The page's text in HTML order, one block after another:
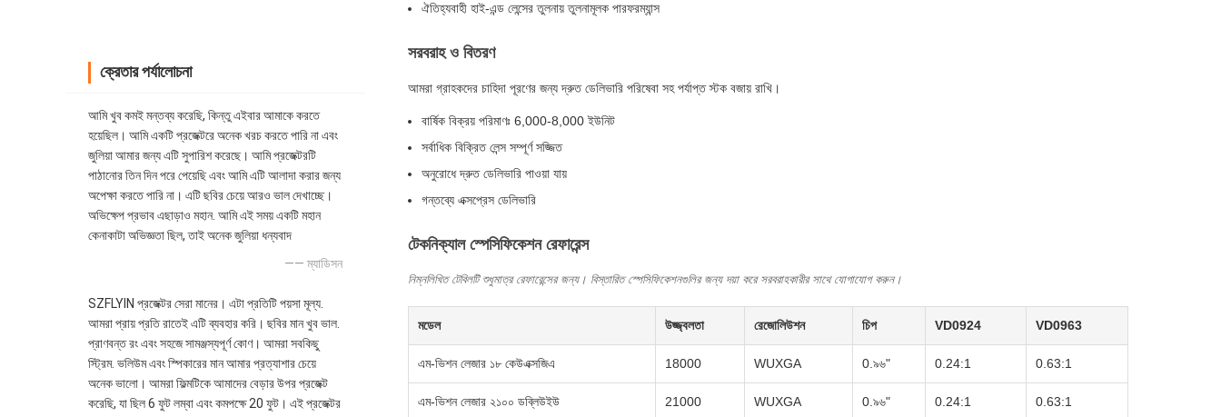
ক্রেতার পর্যালোচনা
আমি খুব কমই মন্তব্য করেছি, কিন্তু এইবার আমাকে করতে
হয়েছিল। আমি একটি প্রজেক্টরে অনেক খরচ করতে পারি না এবং
জুলিয়া আমার জন্য এটি সুপারিশ করেছে। আমি প্রজেক্টরটি
পাঠানোর তিন দিন পরে পেয়েছি এবং আমি এটি আলাদা করার জন্য
অপেক্ষা করতে পারি না। এটি ছবির চেয়ে আরও ভাল দেখাচ্ছে।
অভিক্ষেপ প্রভাব এছাড়াও মহান. আমি এই সময় একটি মহান
কেনাকাটা অভিজ্ঞতা ছিল, তাই অনেক জুলিয়া ধন্যবাদ
—— ম্যাডিসন
SZFLYIN প্রজেক্টর সেরা মানের। এটা প্রতিটি পয়সা মূল্য.
আমরা প্রায় প্রতি রাতেই এটি ব্যবহার করি। ছবির মান খুব ভাল.
প্রাণবন্ত রং এবং সহজে সামঞ্জস্যপূর্ণ কোণ। আমরা সবকিছু
স্ট্রিম. ভলিউম এবং স্পিকারের মান আমার প্রত্যাশার চেয়ে
অনেক ভালো। আমরা ফিল্মটিকে আমাদের বেড়ার উপর প্রজেক্ট
করেছি, যা ছিল 6 ফুট লম্বা এবং কমপক্ষে 20 ফুট। এই প্রজেক্টর
ঐতিহ্যবাহী হাই-এন্ড লেন্সের তুলনায় তুলনামূলক পারফরম্যান্স
সরবরাহ ও বিতরণ
আমরা গ্রাহকদের চাহিদা পূরণের জন্য দ্রুত ডেলিভারি পরিষেবা সহ পর্যাপ্ত স্টক বজায় রাখি।
বার্ষিক বিক্রয় পরিমাণঃ 6,000-8,000 ইউনিট
সর্বাধিক বিক্রিত লেন্স সম্পূর্ণ সজ্জিত
অনুরোধে দ্রুত ডেলিভারি পাওয়া যায়
গন্তব্যে এক্সপ্রেস ডেলিভারি
টেকনিক্যাল স্পেসিফিকেশন রেফারেন্স
নিম্নলিখিত টেবিলটি শুধুমাত্র রেফারেন্সের জন্য। বিস্তারিত স্পেসিফিকেশনগুলির জন্য দয়া করে সরবরাহকারীর সাথে যোগাযোগ করুন।
মডেল উজ্জ্বলতা রেজোলিউশন চিপ VD0924 VD0963
এম-ভিশন লেজার ১৮ কেউএক্সজিএ 18000 WUXGA 0.৯৬" 0.24:1 0.63:1
এম-ভিশন লেজার ২১০০ ডব্লিউইউ 21000 WUXGA 0.৯৬" 0.24:1 0.63:1